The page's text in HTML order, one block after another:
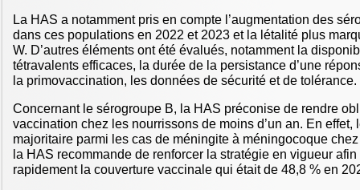
La HAS a notamment pris en compte l’augmentation des
dans ces populations en 2022 et 2023 et la létalité plus
W. D’autres éléments ont été évalués, notamment la
tétravalents efficaces, la durée de la persistance d’une
la primovaccination, les données de sécurité et de tolérance.
Concernant le sérogroupe B, la HAS préconise de rendre
vaccination chez les nourrissons de moins d’un an. En effet,
majoritaire parmi les cas de méningite à méningocoque
la HAS recommande de renforcer la stratégie en vigueur afin
rapidement la couverture vaccinale qui était de 48,8 % en